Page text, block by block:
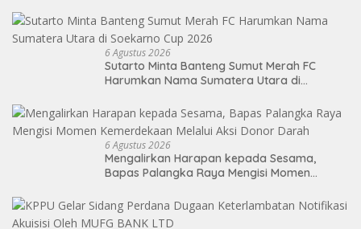
6 Agustus 2026
Sutarto Minta Banteng Sumut Merah FC
Harumkan Nama Sumatera Utara di
6 Agustus 2026
Mengalirkan Harapan kepada Sesama,
Bapas Palangka Raya Mengisi Momen